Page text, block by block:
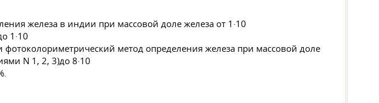
железа в индии при массовой доле железа от 1·10
1·10
фотоколориметрический метод определения железа при массовой доле
до 8·10